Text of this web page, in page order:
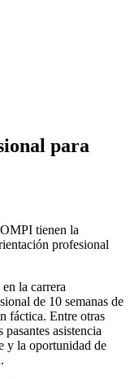
para
tienen la
profesional
la carrera
de 10 semanas de
fáctica. Entre otras
asistencia
y la oportunidad de